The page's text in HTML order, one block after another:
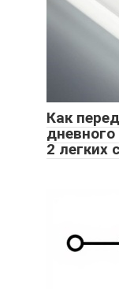
Как
2 легких